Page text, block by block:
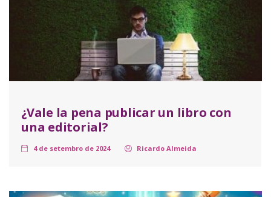
¿Vale la pena publicar un libro con
una editorial?
4 de setembro de 2024 Ricardo Almeida